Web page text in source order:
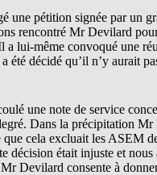
une pétition signée par un
rencontré Mr Devilard
lui-même convoqué une
été décidé qu’il n’y aurait
une note de service
Dans la précipitation
que cela excluait les ASEM
décision était injuste et
Mr Devilard consente à